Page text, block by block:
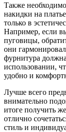
Также
накидки на
только в
Например, если
пуговицы,
они
фурнитура
использовании,
удобно и
Лучше всего
внимательно
итоге получить
отлично
стиль и